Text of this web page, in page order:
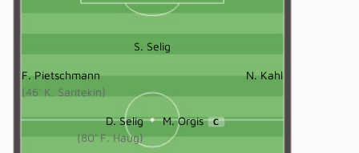
S. Selig
F. Pietschmann
(46' K. Saritekin)
N. Kahl
D. Selig
(80' F. Haug)
M. Orgis C